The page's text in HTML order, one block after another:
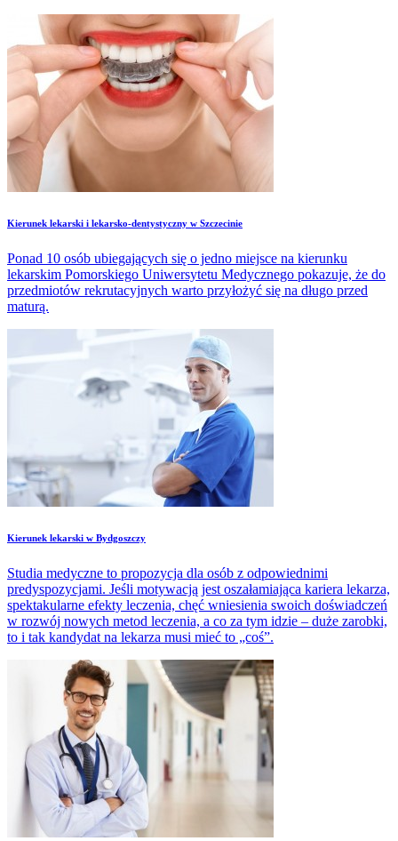
Kierunek lekarski i lekarsko-dentystyczny w Szczecinie
Ponad 10 osób ubiegających się o jedno miejsce na kierunku
lekarskim Pomorskiego Uniwersytetu Medycznego pokazuje, że do
przedmiotów rekrutacyjnych warto przyłożyć się na długo przed
maturą.
​Kierunek lekarski w Bydgoszczy
Studia medyczne to propozycja dla osób z odpowiednimi
predyspozycjami. Jeśli motywacją jest oszałamiająca kariera lekarza,
spektakularne efekty leczenia, chęć wniesienia swoich doświadczeń
w rozwój nowych metod leczenia, a co za tym idzie – duże zarobki,
to i tak kandydat na lekarza musi mieć to „coś”.